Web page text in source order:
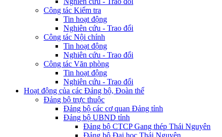
Công tác Kiểm tra
Tin hoạt động
Nghiên cứu - Trao đổi
Công tác Nội chính
Tin hoạt động
Nghiên cứu - Trao đổi
Công tác Văn phòng
Tin hoạt động
Nghiên cứu - Trao đổi
Hoạt động của các Đảng bộ, Đoàn thể
Đảng bộ trực thuộc
Đảng bộ các cơ quan Đảng tỉnh
Đảng bộ UBND tỉnh
Đảng bộ CTCP Gang thép Thái Nguyên
Đảng bộ Đại học Thái Nguyên